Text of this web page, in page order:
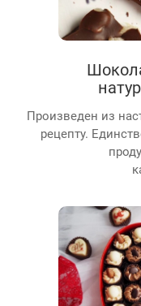
Произведен из
рецепту.